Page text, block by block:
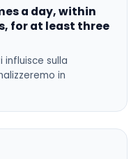
a day, within
for at least three
sulla
in